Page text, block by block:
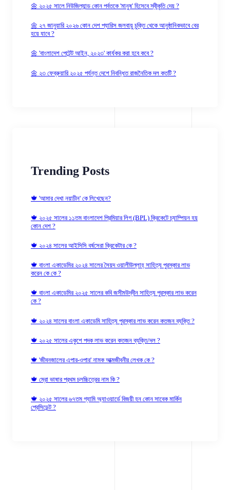
🌼 ২০২৫ সালে নিউজিল্যান্ড কোন পর্বতকে 'মানুষ' হিসেবে স্বীকৃতি দেয় ?
🌼 ২৭ জানুয়ারি ২০২৬ কোন দেশ প্যারিস জলবায়ু চুক্তি থেকে আনুষ্ঠানিকভাবে বের
হয়ে যাবে ?
🌼 'বাংলাদেশ পেটেন্ট আইন, ২০২৩' কার্যকর করা হবে কবে ?
🌼 ২৩ ফেব্রুয়ারি ২০২৫ পর্যন্ত দেশে নিবন্ধিত রাজনৈতিক দল কতটি ?
Trending Posts
🍁 'আমার দেখা নয়াচীন' কে লিখেছেন?
🍁 ২০২৫ সালের ১১তম বাংলাদেশ প্রিমিয়ার লিগ (BPL) ক্রিকেটে চ্যাম্পিয়ন হয়
কোন দেশ ?
🍁 ২০২৪ সালের আইসিসি বর্ষসেরা ক্রিকেটার কে ?
🍁 বাংলা একাডেমির ২০২৪ সালের সৈয়দ ওয়ালীউল্লাহ্‌ সাহিত্য পুরস্কার লাভ
করেন কে কে ?
🍁 বাংলা একাডেমির ২০২৫ সালের কবি জসীমউদ্‌দীন সাহিত্য পুরস্কার লাভ করেন
কে ?
🍁 ২০২৪ সালের বাংলা একাডেমি সাহিত্য পুরস্কার লাভ করেন কতজন ব্যক্তি ?
🍁 ২০২৫ সালের একুশে পদক লাভ করেন কতজন ব্যক্তি/দল ?
🍁 'জীবনজালের এপার-ওপার' নামক আত্মজীবনীর লেখক কে ?
🍁 ম্রো ভাষার প্রথম চলচ্চিত্রের নাম কি ?
🍁 ২০২৫ সালের ৬৭তম গ্যামি অ্যাওয়ার্ডে বিজয়ী হন কোন সাবেক মার্কিন
প্রেসিডেন্ট ?